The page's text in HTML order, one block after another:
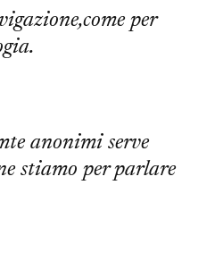
per
anonimi serve
stiamo per parlare